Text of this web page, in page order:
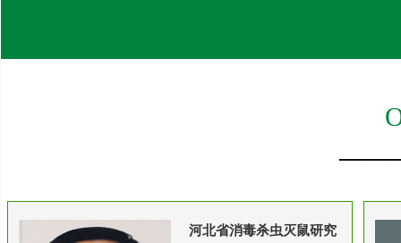
河北省消毒杀虫灭鼠研究